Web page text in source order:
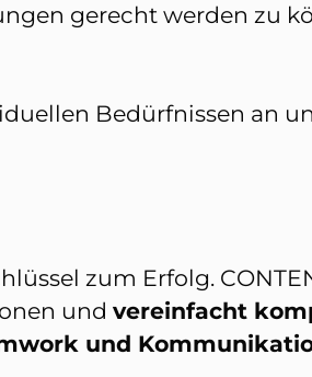
gerecht werden zu
Bedürfnissen an
zum Erfolg.
und vereinfacht
und